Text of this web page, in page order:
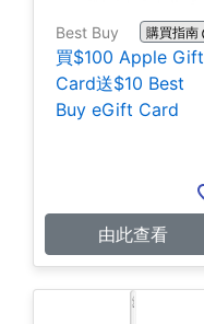
Best Buy 購買指南
買$100 Apple Gift
Card送$10 Best
Buy eGift Card
由此查看